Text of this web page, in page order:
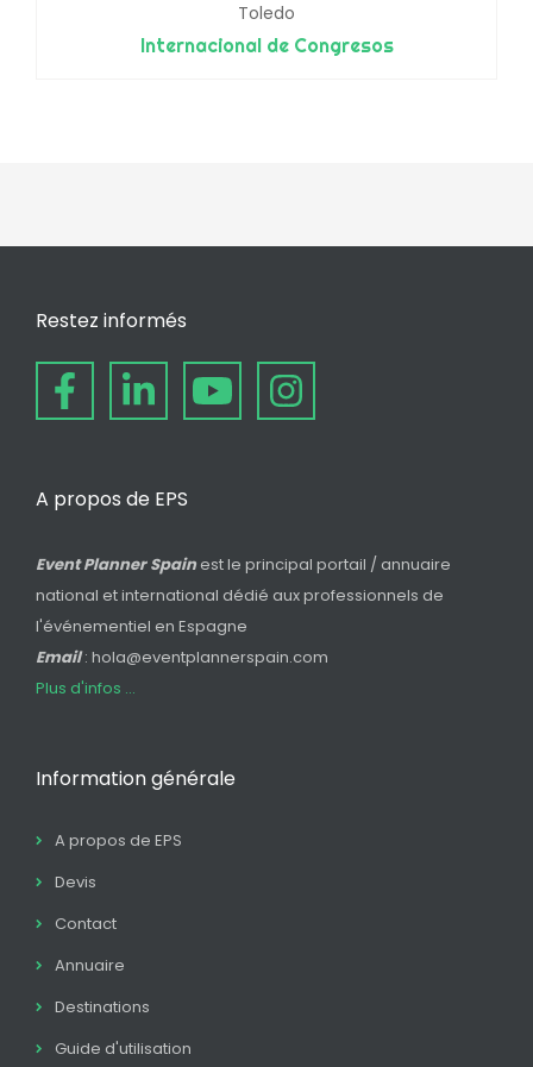
Toledo
Internacional de Congresos
Restez informés
A propos de EPS
Event Planner Spain est le principal portail / annuaire
national et international dédié aux professionnels de
l'événementiel en Espagne
Email: hola@eventplannerspain.com
Plus d'infos ...
Information générale
A propos de EPS
Devis
Contact
Annuaire
Destinations
Guide d'utilisation